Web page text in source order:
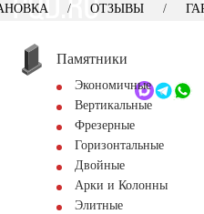
+7 (495) 518-44-23
Обратный звонок
ОТЗЫВЫ
Памятники
Экономичные
Вертикальные
Фрезерные
Горизонтальные
Двойные
Арки и Колонны
Элитные